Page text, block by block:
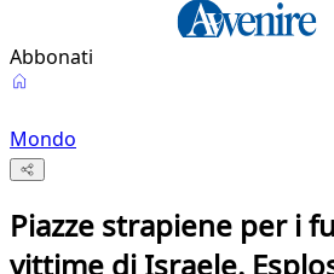
Abbonati
Mondo
Piazze strapiene per i
vittime di Israele.